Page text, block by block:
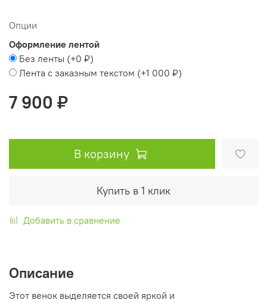
Опции
Оформление лентой
Без ленты (+0 ₽)
Лента с заказным текстом (+1 000 ₽)
7 900 ₽
В корзину
Купить в 1 клик
Добавить в сравнение
Описание
Этот венок выделяется своей яркой и